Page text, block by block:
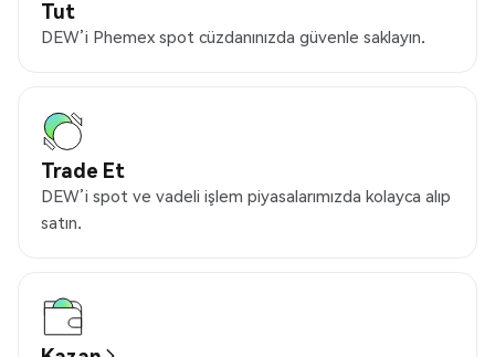
Tut
DEW’i Phemex spot cüzdanınızda güvenle saklayın.
Trade Et
DEW’i spot ve vadeli işlem piyasalarımızda kolayca alıp
satın.